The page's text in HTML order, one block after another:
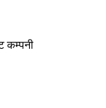
कम्पनी